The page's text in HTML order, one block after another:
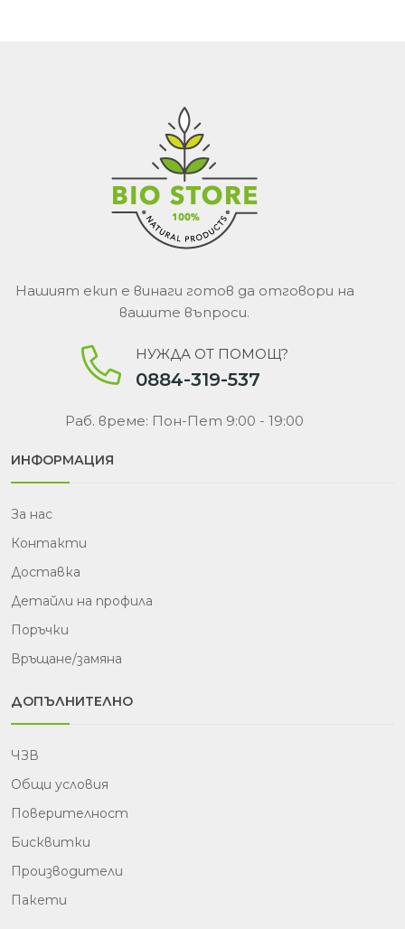
Нашият екип е винаги готов да отговори на
вашите въпроси.
НУЖДА ОТ ПОМОЩ?
0884-319-537
Раб. време: Пон-Пет 9:00 - 19:00
ИНФОРМАЦИЯ
За нас
Контакти
Доставка
Детайли на профила
Поръчки
Връщане/замяна
ДОПЪЛНИТЕЛНО
ЧЗВ
Общи условия
Поверителност
Бисквитки
Производители
Пакети